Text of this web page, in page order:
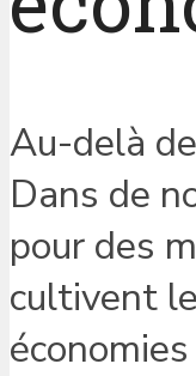
Au-delà
Dans de
pour des
cultivent